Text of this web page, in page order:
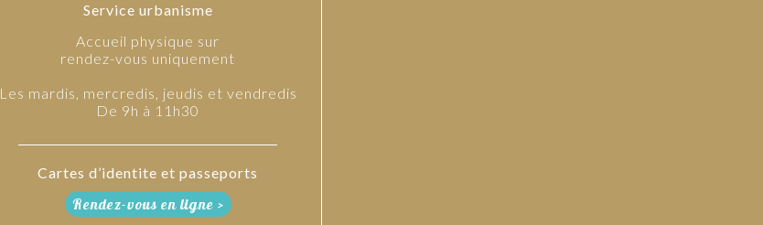
Service urbanisme
Accueil physique sur
rendez-vous uniquement
Les mardis, mercredis, jeudis et vendredis
De 9h à 11h30
Cartes d’identite et passeports
Rendez-vous en ligne >